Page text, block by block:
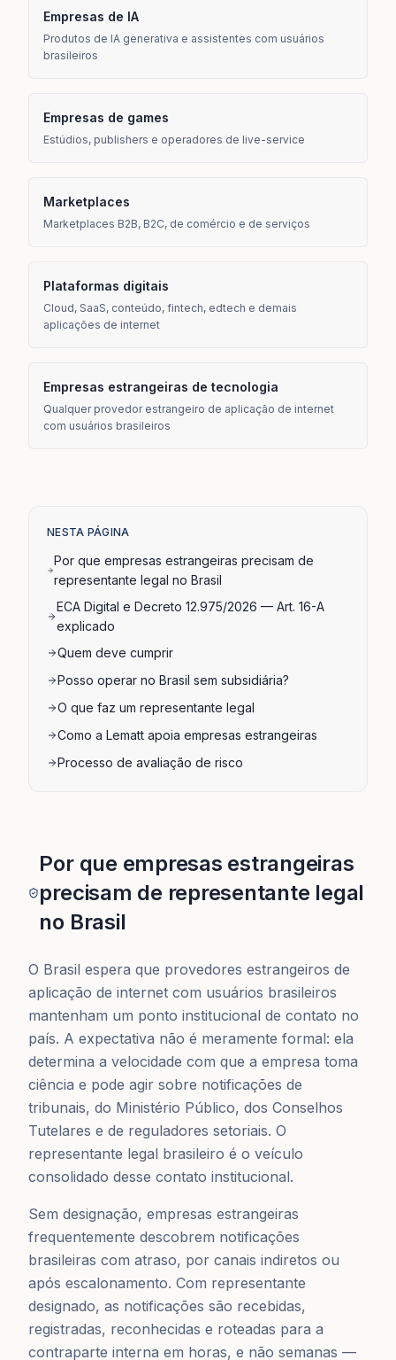
Empresas de IA
Produtos de IA generativa e assistentes com usuários
brasileiros
Empresas de games
Estúdios, publishers e operadores de live-service
Marketplaces
Marketplaces B2B, B2C, de comércio e de serviços
Plataformas digitais
Cloud, SaaS, conteúdo, fintech, edtech e demais
aplicações de internet
Empresas estrangeiras de tecnologia
Qualquer provedor estrangeiro de aplicação de internet
com usuários brasileiros
NESTA PÁGINA
Por que empresas estrangeiras precisam de
representante legal no Brasil
ECA Digital e Decreto 12.975/2026 — Art. 16-A
explicado
Quem deve cumprir
Posso operar no Brasil sem subsidiária?
O que faz um representante legal
Como a Lematt apoia empresas estrangeiras
Processo de avaliação de risco
Por que empresas estrangeiras
precisam de representante legal
no Brasil
O Brasil espera que provedores estrangeiros de
aplicação de internet com usuários brasileiros
mantenham um ponto institucional de contato no
país. A expectativa não é meramente formal: ela
determina a velocidade com que a empresa toma
ciência e pode agir sobre notificações de
tribunais, do Ministério Público, dos Conselhos
Tutelares e de reguladores setoriais. O
representante legal brasileiro é o veículo
consolidado desse contato institucional.
Sem designação, empresas estrangeiras
frequentemente descobrem notificações
brasileiras com atraso, por canais indiretos ou
após escalonamento. Com representante
designado, as notificações são recebidas,
registradas, reconhecidas e roteadas para a
contraparte interna em horas, e não semanas —